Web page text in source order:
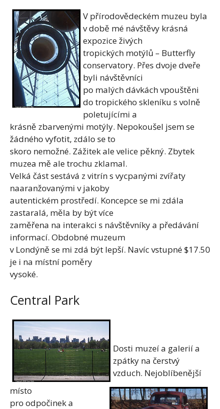
V přírodovědeckém muzeu byla
v době mé návštěvy krásná
expozice živých
tropických motýlů – Butterfly
conservatory. Přes dvoje dveře
byli návštěvníci
po malých dávkách vpouštěni
do tropického skleníku s volně
poletujícími a
krásně zbarvenými motýly. Nepokoušel jsem se
žádného vyfotit, zdálo se to
skoro nemožné. Zážitek ale velice pěkný. Zbytek
muzea mě ale trochu zklamal.
Velká část sestává z vitrín s vycpanými zvířaty
naaranžovanými v jakoby
autentickém prostředí. Koncepce se mi zdála
zastaralá, měla by být více
zaměřena na interakci s návštěvníky a předávání
informací. Obdobné muzeum
v Londýně se mi zdá být lepší. Navíc vstupné $17.50
je i na místní poměry
vysoké.
Central Park
Dosti muzeí a galerií a
zpátky na čerstvý
vzduch. Nejoblíbenější
místo
pro odpočinek a